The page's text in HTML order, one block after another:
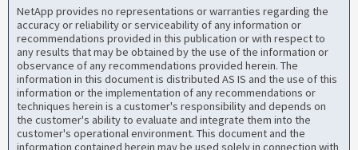
NetApp provides no representations or warranties regarding the
accuracy or reliability or serviceability of any information or
recommendations provided in this publication or with respect to
any results that may be obtained by the use of the information or
observance of any recommendations provided herein. The
information in this document is distributed AS IS and the use of this
information or the implementation of any recommendations or
techniques herein is a customer's responsibility and depends on
the customer's ability to evaluate and integrate them into the
customer's operational environment. This document and the
information contained herein may be used solely in connection with